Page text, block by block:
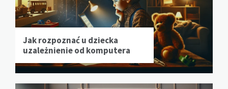
Jak rozpoznać u dziecka
uzależnienie od komputera